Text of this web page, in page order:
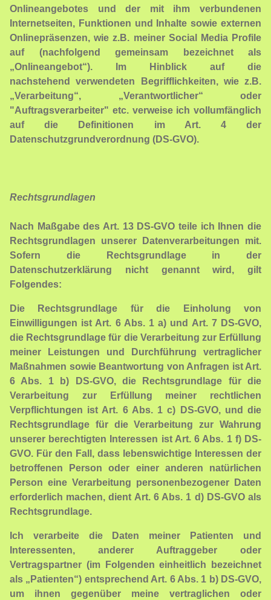
Onlineangebotes und der mit ihm verbundenen
Internetseiten, Funktionen und Inhalte sowie externen
Onlinepräsenzen, wie z.B. meiner Social Media Profile
auf (nachfolgend gemeinsam bezeichnet als
„Onlineangebot“). Im Hinblick auf die
nachstehend verwendeten Begrifflichkeiten, wie z.B.
„Verarbeitung“, „Verantwortlicher“ oder
"Auftragsverarbeiter" etc. verweise ich vollumfänglich
auf die Definitionen im Art. 4 der
Datenschutzgrundverordnung (DS-GVO).
Rechtsgrundlagen
Nach Maßgabe des Art. 13 DS-GVO teile ich Ihnen die
Rechtsgrundlagen unserer Datenverarbeitungen mit.
Sofern die Rechtsgrundlage in der
Datenschutzerklärung nicht genannt wird, gilt
Folgendes:
Die Rechtsgrundlage für die Einholung von
Einwilligungen ist Art. 6 Abs. 1 a) und Art. 7 DS-GVO,
die Rechtsgrundlage für die Verarbeitung zur Erfüllung
meiner Leistungen und Durchführung vertraglicher
Maßnahmen sowie Beantwortung von Anfragen ist Art.
6 Abs. 1 b) DS-GVO, die Rechtsgrundlage für die
Verarbeitung zur Erfüllung meiner rechtlichen
Verpflichtungen ist Art. 6 Abs. 1 c) DS-GVO, und die
Rechtsgrundlage für die Verarbeitung zur Wahrung
unserer berechtigten Interessen ist Art. 6 Abs. 1 f) DS-
GVO. Für den Fall, dass lebenswichtige Interessen der
betroffenen Person oder einer anderen natürlichen
Person eine Verarbeitung personenbezogener Daten
erforderlich machen, dient Art. 6 Abs. 1 d) DS-GVO als
Rechtsgrundlage.
Ich verarbeite die Daten meiner Patienten und
Interessenten, anderer Auftraggeber oder
Vertragspartner (im Folgenden einheitlich bezeichnet
als „Patienten“) entsprechend Art. 6 Abs. 1 b) DS-GVO,
um ihnen gegenüber meine vertraglichen oder